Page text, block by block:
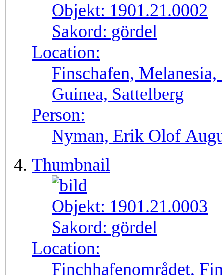
Objekt: 1901.21.0002
Sakord: gördel
Location:
Finschafen,
Guinea, Sattelberg
Person:
Nyman, Erik Olof
Thumbnail
Objekt: 1901.21.0003
Sakord: gördel
Location:
Finchhafenområdet,